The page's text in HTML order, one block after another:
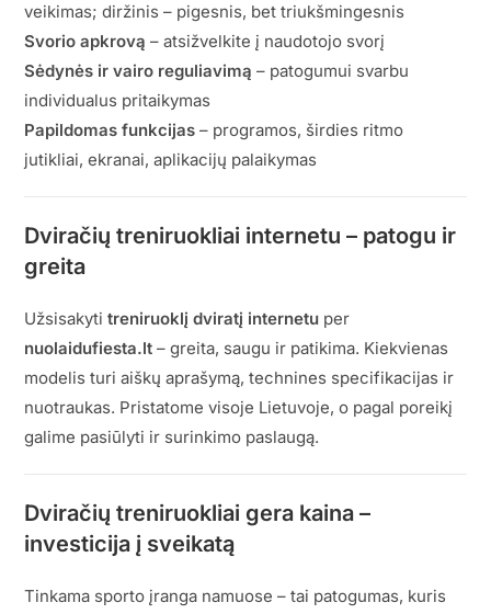
veikimas; diržinis – pigesnis, bet triukšmingesnis
Svorio apkrovą – atsižvelkite į naudotojo svorį
Sėdynės ir vairo reguliavimą – patogumui svarbu
individualus pritaikymas
Papildomas funkcijas – programos, širdies ritmo
jutikliai, ekranai, aplikacijų palaikymas
Dviračių treniruokliai internetu – patogu ir
greita
Užsisakytitreniruoklį dviratį internetu per
nuolaidufiesta.lt – greita, saugu ir patikima. Kiekvienas
modelis turi aiškų aprašymą, technines specifikacijas ir
nuotraukas. Pristatome visoje Lietuvoje, o pagal poreikį
galime pasiūlyti ir surinkimo paslaugą.
Dviračių treniruokliai gera kaina –
investicija į sveikatą
Tinkama sporto įranga namuose – tai patogumas, kuris